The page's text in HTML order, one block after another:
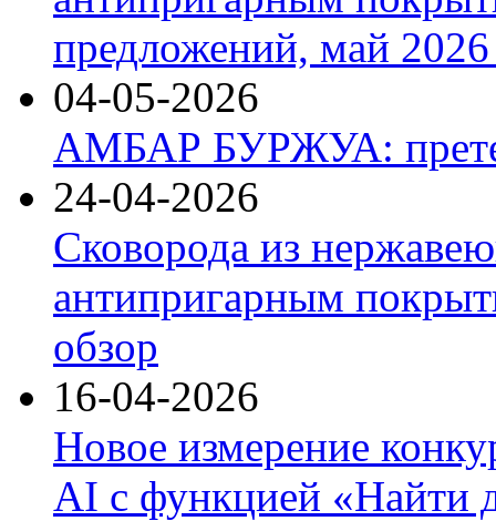
предложений, май 2026
04-05-2026
АМБАР БУРЖУА:
24-04-2026
Сковорода из
антипригарным
обзор
16-04-2026
Новое измерение
AI с функцией «Найти